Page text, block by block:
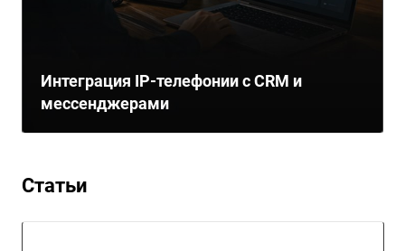
Интеграция IP-телефонии с CRM и
мессенджерами
Статьи